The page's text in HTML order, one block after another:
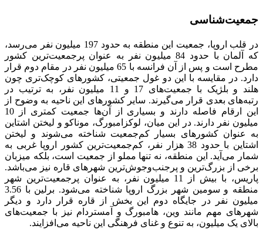
جمعیت‌شناسی
در قلب اروپا، جمعیت این منطقه به حدود 197 میلیون نفر می‌رسد،
که آلمان با حدود 84 میلیون نفر به عنوان پرجمعیت‌ترین کشور
مطرح است و پس از آن فرانسه با 65 میلیون نفر در مقام دوم قرار
دارد. در مقایسه با این دو غول جمعیتی، کشورهای کوچک‌تری چون
هلند و بلژیک با جمعیت‌های 17 و 11 میلیون نفر، به ترتیب در
رتبه‌های بعدی قرار می‌گیرند. سایر کشورهای این ناحیه به وضوح از
این ارقام فاصله دارند و بسیاری از آن‌ها جمعیت کمتری از 10
میلیون نفر دارند. در این میان، لوکزامبورگ، موناکو و لیختن اشتاین
به عنوان کشورهای بسیار کم‌جمعیت شناخته می‌شوند و لیختن
اشتاین با حدود 38 هزار نفر، کم‌جمعیت‌ترین کشور اروپا غربی به
شمار می‌آید. این منطقه، نه تنها مملو از جمعیت است، بلکه میزبان
برخی از بزرگ‌ترین و پرجنب‌وجوش‌ترین شهرهای قاره نیز می‌باشد.
پاریس، با بیش از 11 میلیون نفر، به عنوان پرجمعیت‌ترین شهر
منطقه و سومین شهر بزرگ اروپا شناخته می‌شود. برلین با 3.56
میلیون نفر در جایگاه دوم این بخش از قاره قرار دارد و دیگر
شهرهای مهم مانند وین، هامبورگ و آمستردام نیز با جمعیت‌های
بالای یک میلیون، به تنوع و غنای فرهنگی این ناحیه می‌افزایند.